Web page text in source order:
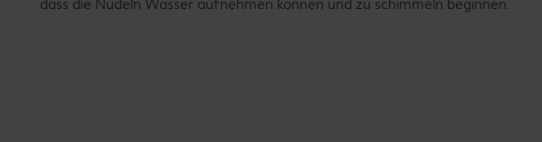
dass die Nudeln Wasser aufnehmen können und zu schimmeln beginnen.